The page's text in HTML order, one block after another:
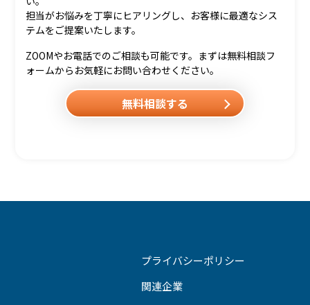
担当がお悩みを丁寧にヒアリングし、お客様に最適なシス
テムをご提案いたします。
ZOOMやお電話でのご相談も可能です。まずは無料相談フ
ォームからお気軽にお問い合わせください。
無料相談する
プライバシーポリシー
関連企業